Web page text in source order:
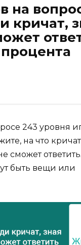
на
кричат,
243 уровня
на что
сможет
быть вещи или